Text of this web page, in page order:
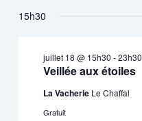
juillet
une
15h30
Veillée aux étoiles
juillet 18 @ 15h30 -23h30
La Vacherie Le Chaffal
Gratuit